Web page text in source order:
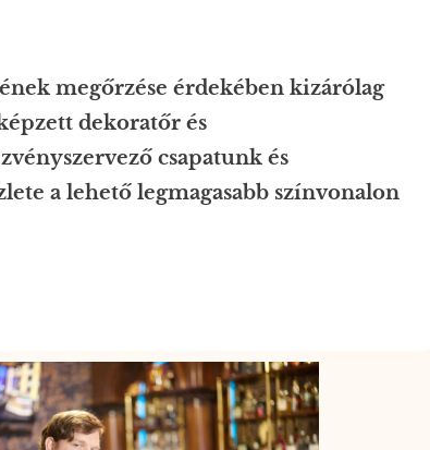
megőrzése érdekében kizárólag
dekoratőr és
csapatunk és
a lehető legmagasabb színvonalon